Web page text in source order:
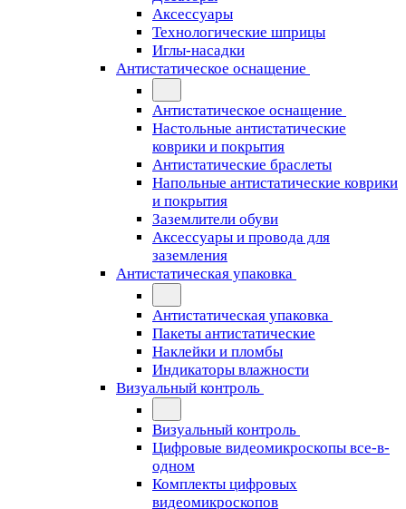
Аксессуары
Технологические шприцы
Иглы-насадки
Антистатическое оснащение
Антистатическое оснащение
Настольные антистатические
коврики и покрытия
Антистатические браслеты
Напольные антистатические коврики
и покрытия
Заземлители обуви
Аксессуары и провода для
заземления
Антистатическая упаковка
Антистатическая упаковка
Пакеты антистатические
Наклейки и пломбы
Индикаторы влажности
Визуальный контроль
Визуальный контроль
Цифровые видеомикроскопы все-в-
одном
Комплекты цифровых
видеомикроскопов